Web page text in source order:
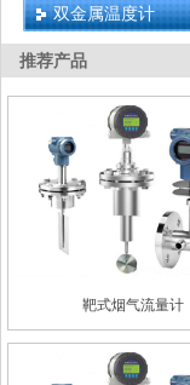
双金属温度计
推荐产品
靶式烟气流量计